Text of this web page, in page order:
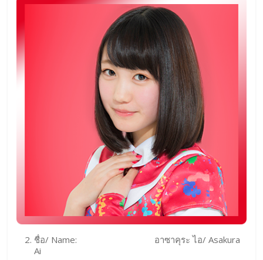
ชื่อ/ Name: อาซาคุระ ไอ/ Asakura
Ai